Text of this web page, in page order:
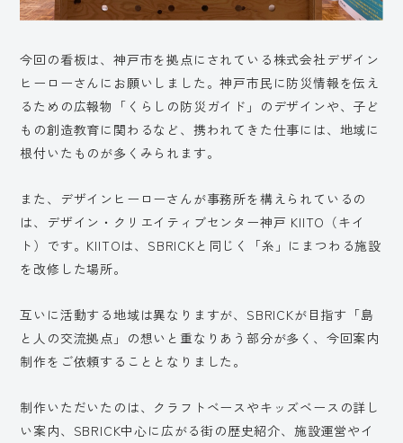
今回の看板は、神戸市を拠点にされている株式会社デザイン
ヒーローさんにお願いしました。神戸市民に防災情報を伝え
るための広報物「くらしの防災ガイド」のデザインや、子ど
もの創造教育に関わるなど、携われてきた仕事には、地域に
根付いたものが多くみられます。
また、デザインヒーローさんが事務所を構えられているの
は、デザイン・クリエイティブセンター神戸 KIITO（キイ
ト）です。KIITOは、SBRICKと同じく「糸」にまつわる施設
を改修した場所。
互いに活動する地域は異なりますが、SBRICKが目指す「島
と人の交流拠点」の想いと重なりあう部分が多く、今回案内
制作をご依頼することとなりました。
制作いただいたのは、クラフトベースやキッズベースの詳し
い案内、SBRICK中心に広がる街の歴史紹介、施設運営やイ